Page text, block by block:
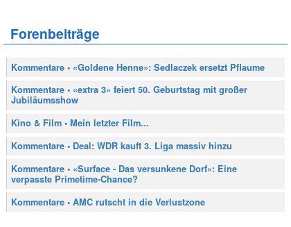
Forenbeiträge
Kommentare • «Goldene Henne»: Sedlaczek ersetzt Pflaume
Kommentare • «extra 3» feiert 50. Geburtstag mit großer
Jubiläumsshow
Kino & Film • Mein letzter Film...
Kommentare • Deal: WDR kauft 3. Liga massiv hinzu
Kommentare • «Surface - Das versunkene Dorf»: Eine
verpasste Primetime-Chance?
Kommentare • AMC rutscht in die Verlustzone